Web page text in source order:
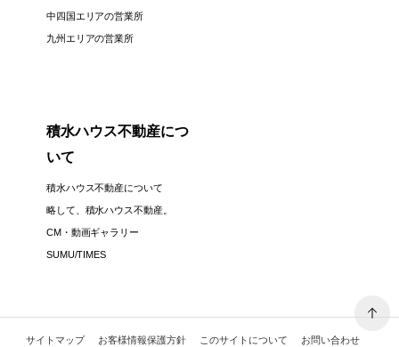
中四国エリアの営業所
九州エリアの営業所
積水ハウス不動産につ
いて
積水ハウス不動産について
略して、積水ハウス不動産。
CM・動画ギャラリー
SUMU/TIMES
サイトマップ お客様情報保護方針 このサイトについて お問い合わせ